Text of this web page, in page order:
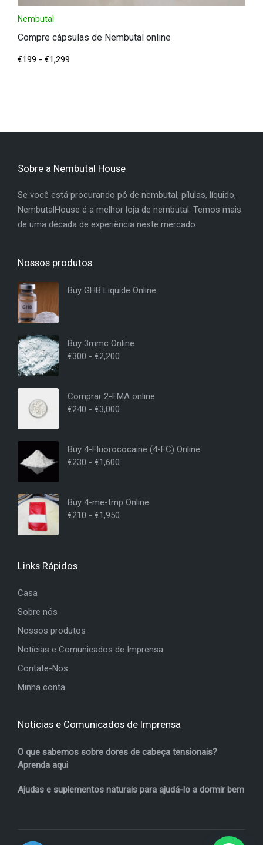
Nembutal
Compre cápsulas de Nembutal online
€199 - €1,299
Sobre a Nembutal House
Se você está procurando pó de nembutal, pílulas, líquido,
NembutalHouse é a melhor loja de nembutal. Temos mais
de uma década de experiência neste mercado.
Nossos produtos
Buy GHB Liquide Online
Buy 3mmc Online
€300 - €2,200
Comprar 2-FMA online
€240 - €3,000
Buy 4-Fluorococaine (4-FC) Online
€230 - €1,600
Buy 4-me-tmp Online
€210 - €1,950
Links Rápidos
Casa
Sobre nós
Nossos produtos
Notícias e Comunicados de Imprensa
Contate-Nos
Minha conta
Notícias e Comunicados de Imprensa
O que sabemos sobre dores de cabeça tensionais?
Aprenda aqui
Ajudas e suplementos naturais para ajudá-lo a dormir bem